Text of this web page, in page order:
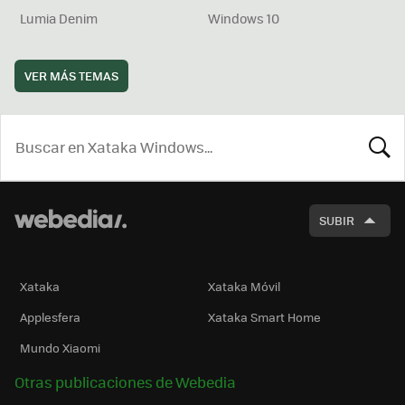
Lumia Denim Windows 10
VER MÁS TEMAS
SUBIR
Xataka
Xataka Móvil
Applesfera
Xataka Smart Home
Mundo Xiaomi
Otras publicaciones de Webedia